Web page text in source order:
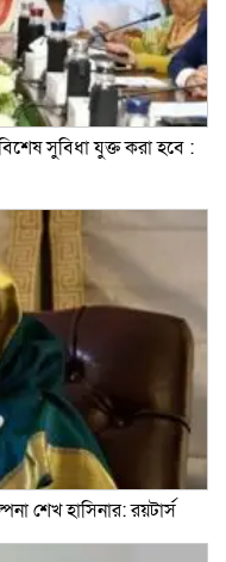
সুবিধা যুক্ত করা হবে :
শেখ হাসিনার: রয়টার্স